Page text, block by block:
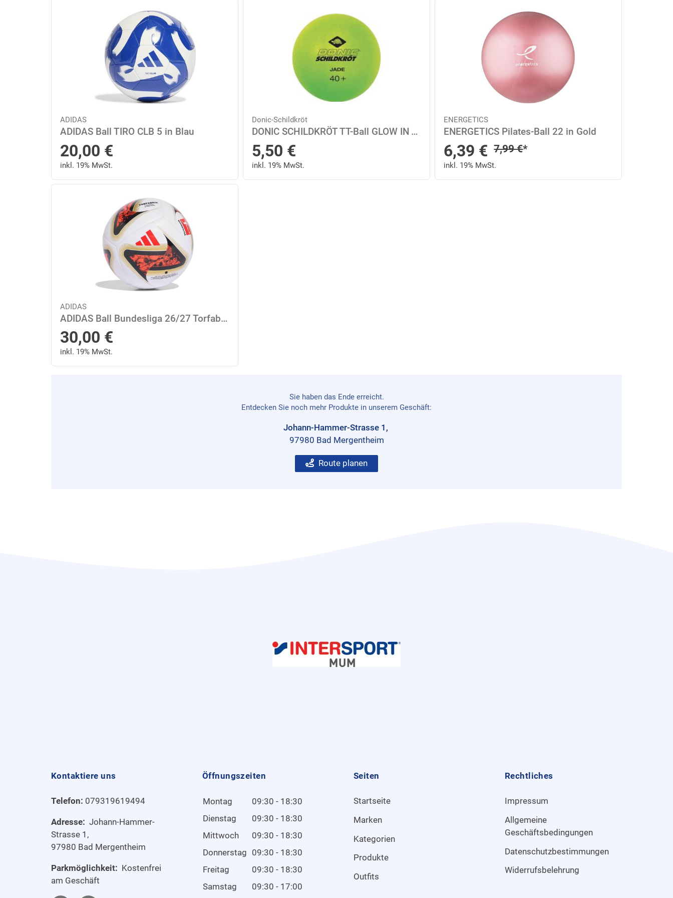
ADIDAS
ADIDAS Ball TIRO CLB 5 in Blau
20,00 €
inkl. 19% MwSt.
Donic-Schildkröt
DONIC SCHILDKRÖT TT-Ball GLOW IN THE DARK POLY 40+, 6 Stück - in Schwarz
5,50 €
inkl. 19% MwSt.
ENERGETICS
ENERGETICS Pilates-Ball 22 in Gold
Sonderpreis
6,39 € Regulärer Preis
7,99€*
inkl. 19% MwSt.
ADIDAS
ADIDAS Ball Bundesliga 26/27 Torfabrik Trainingsball 5 in Weiß
30,00 €
inkl. 19% MwSt.
Sie haben das Ende erreicht.
Entdecken Sie noch mehr Produkte in unserem Geschäft:
Johann-Hammer-Strasse 1,
97980 Bad Mergentheim
Route planen
Kontaktiere uns
Telefon: 079319619494
Adresse: Johann-Hammer-
Strasse 1,
97980 Bad Mergentheim
Parkmöglichkeit: Kostenfrei
am Geschäft
Öffnungszeiten
Montag
09:30 - 18:30
Dienstag
09:30 - 18:30
Mittwoch
09:30 - 18:30
Donnerstag 09:30 - 18:30
Freitag
09:30 - 18:30
Samstag
09:30 - 17:00
Seiten
Startseite
Marken
Kategorien
Produkte
Outfits
Rechtliches
Impressum
Allgemeine
Geschäftsbedingungen
Datenschutzbestimmungen
Widerrufsbelehrung